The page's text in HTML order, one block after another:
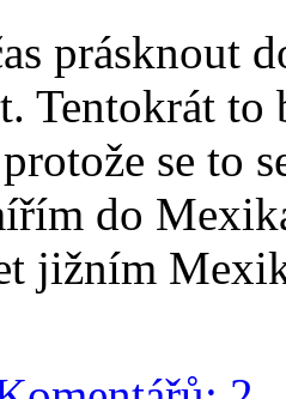
prásknout
Tentokrát
se to
do
jižním